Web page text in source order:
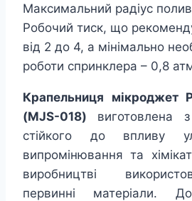
Максимальний радіус
Робочий тиск, що
від 2 до 4, а мінімально
роботи спринклера – 0,8
Крапельниця мікроджет
(MJS-018) виготовлена
стійкого до впливу
випромінювання та
виробництві
первинні матеріали.